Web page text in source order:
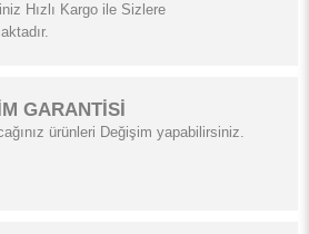
Hızlı Kargo ile Sizlere
GARANTİSİ
ürünleri Değişim yapabilirsiniz.